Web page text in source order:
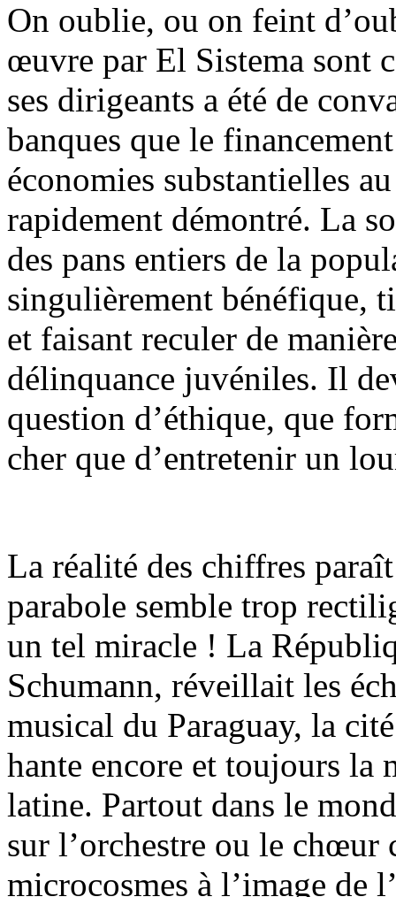
On oublie, ou on feint
œuvre par El Sistema sont
ses dirigeants a été de
banques que le
économies substantielles
rapidement démontré. La
des pans entiers de la
singulièrement bénéfique,
et faisant reculer de
délinquance juvéniles. Il
question d’éthique, que
cher que d’entretenir un
La réalité des chiffres
parabole semble trop
un tel miracle ! La
Schumann, réveillait les
musical du Paraguay, la
hante encore et toujours la
latine. Partout dans le
sur l’orchestre ou le chœur
microcosmes à l’image de